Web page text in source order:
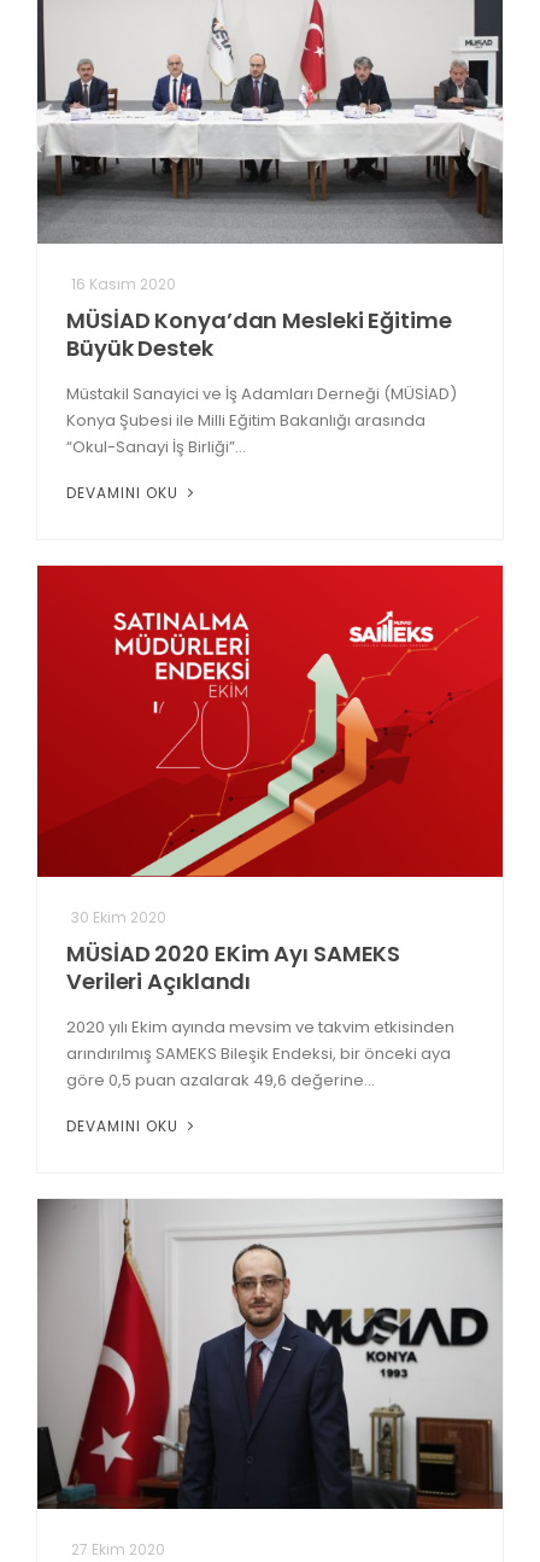
16 Kasım 2020
MÜSİAD Konya’dan Mesleki Eğitime
Büyük Destek
Müstakil Sanayici ve İş Adamları Derneği (MÜSİAD)
Konya Şubesi ile Milli Eğitim Bakanlığı arasında
“Okul-Sanayi İş Birliği”...
DEVAMINI OKU
30 Ekim 2020
MÜSİAD 2020 EKim Ayı SAMEKS
Verileri Açıklandı
2020 yılı Ekim ayında mevsim ve takvim etkisinden
arındırılmış SAMEKS Bileşik Endeksi, bir önceki aya
göre 0,5 puan azalarak 49,6 değerine...
DEVAMINI OKU
27 Ekim 2020